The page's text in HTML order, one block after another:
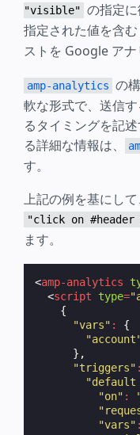
"visible" の指定
指定された値を含む
ストを Google アナ
amp-analytics の
軟な形式で、送信
るタイミングを記
る詳細な情報は、
す。
上記の例を基にし
"click on
ます。
<amp-analytics
<script type=
{
"vars" :
{
},
"triggers" :
"default
"on" :
"vars" :